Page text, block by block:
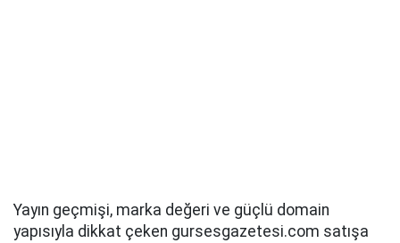
Yayın geçmişi, marka değeri ve güçlü domain
yapısıyla dikkat çeken gursesgazetesi.com satışa